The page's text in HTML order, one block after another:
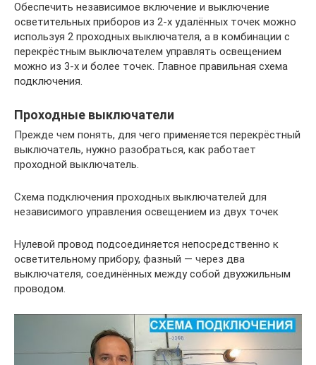
Обеспечить независимое включение и выключение
осветительных приборов из 2-х удалённых точек можно
используя 2 проходных выключателя, а в комбинации с
перекрёстным выключателем управлять освещением
можно из 3-х и более точек. Главное правильная схема
подключения.
Проходные выключатели
Прежде чем понять, для чего применяется перекрёстный
выключатель, нужно разобраться, как работает
проходной выключатель.
Схема подключения проходных выключателей для
независимого управления освещением из двух точек
Нулевой провод подсоединяется непосредственно к
осветительному прибору, фазный — через два
выключателя, соединённых между собой двухжильным
проводом.